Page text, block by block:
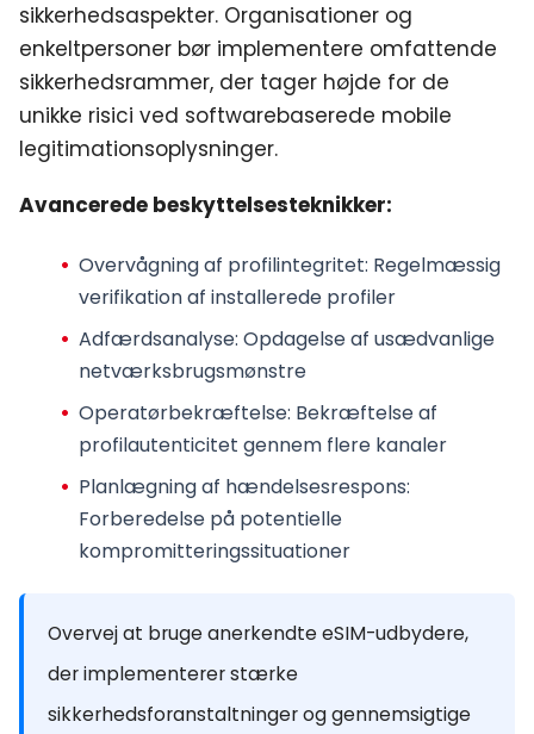
sikkerhedsaspekter. Organisationer og
enkeltpersoner bør implementere omfattende
sikkerhedsrammer, der tager højde for de
unikke risici ved softwarebaserede mobile
legitimationsoplysninger.
Avancerede beskyttelsesteknikker:
Overvågning af profilintegritet: Regelmæssig
verifikation af installerede profiler
Adfærdsanalyse: Opdagelse af usædvanlige
netværksbrugsmønstre
Operatørbekræftelse: Bekræftelse af
profilautenticitet gennem flere kanaler
Planlægning af hændelsesrespons:
Forberedelse på potentielle
kompromitteringssituationer
Overvej at bruge anerkendte eSIM-udbydere,
der implementerer stærke
sikkerhedsforanstaltninger og gennemsigtige